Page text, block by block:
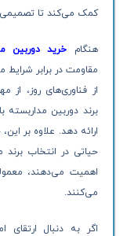
کمک می‌کند تا تصمیمی
هنگام خرید دوربین
مقاومت در برابر
از فناوری‌های روز،
برند دوربین مداربسته
ارائه دهد. علاوه بر
حیاتی در انتخاب
اهمیت می‌دهند،
می‌کنند.
اگر به دنبال